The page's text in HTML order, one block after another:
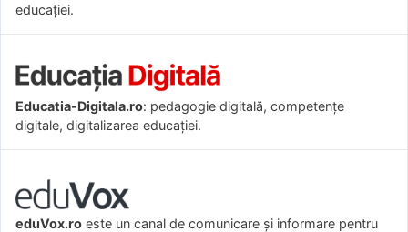
educației.
Educatia-Digitala.ro: pedagogie digitală, competențe
digitale, digitalizarea educației.
eduVox.ro este un canal de comunicare și informare pentru